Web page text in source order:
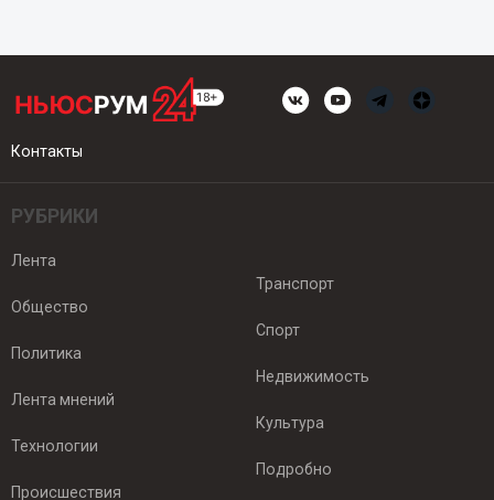
Контакты
РУБРИКИ
Лента
Общество
Политика
Лента мнений
Технологии
Происшествия
Транспорт
Спорт
Недвижимость
Культура
Подробно